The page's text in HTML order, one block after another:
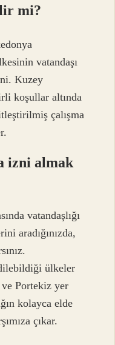
mi?
vatandaşı
Kuzey
koşullar altında
çalışma
izni almak
vatandaşlığı
aradığınızda,
ülkeler
ve Portekiz yer
kolayca elde
çıkar.